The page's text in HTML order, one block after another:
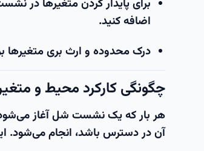
برای پایدار کردن متغیرها در
اضافه کنید.
درک محدوده و ارث بری
چگونگی کارکرد محیط و
هر بار که یک نشست شل آغاز می‌شود،
آن در دسترس باشد، انجام می‌شود.